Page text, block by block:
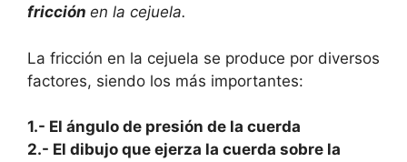
fricción en la cejuela.
La fricción en la cejuela se produce por diversos
factores, siendo los más importantes:
1.- El ángulo de presión de la cuerda
2.- El dibujo que ejerza la cuerda sobre la